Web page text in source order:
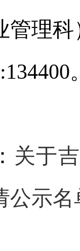
管理科
关于
公示